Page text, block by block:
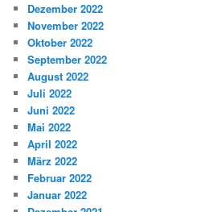
Dezember 2022
November 2022
Oktober 2022
September 2022
August 2022
Juli 2022
Juni 2022
Mai 2022
April 2022
März 2022
Februar 2022
Januar 2022